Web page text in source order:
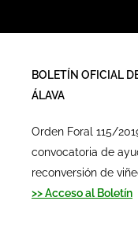
BOLETÍN OFICIAL
ÁLAVA
Orden Foral 115/
convocatoria de
reconversión de
>> Acceso al Boletín